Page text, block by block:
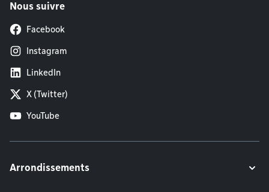
Nous suivre
Facebook
Instagram
LinkedIn
X (Twitter)
YouTube
Arrondissements